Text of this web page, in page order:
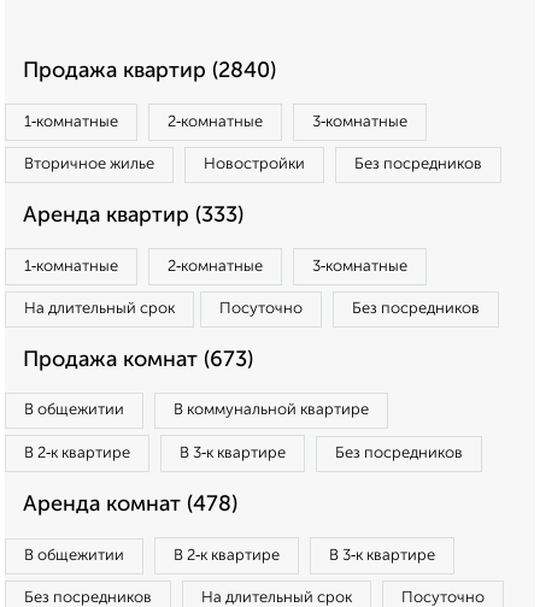
Продажа квартир (2840)
1‑комнатные 2‑комнатные 3‑комнатные
Вторичное жилье Новостройки Без посредников
Аренда квартир (333)
1‑комнатные 2‑комнатные 3‑комнатные
На длительный срок Посуточно Без посредников
Продажа комнат (673)
В общежитии В коммунальной квартире
В 2‑к квартире В 3‑к квартире Без посредников
Аренда комнат (478)
В общежитии В 2‑к квартире В 3‑к квартире
Без посредников На длительный срок Посуточно